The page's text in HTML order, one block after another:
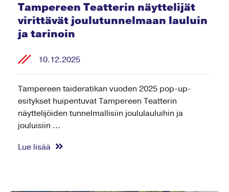
Tampereen Teatterin näyttelijät
virittävät joulutunnelmaan lauluin
ja tarinoin
10.12.2025
Tampereen taideratikan vuoden 2025 pop-up-
esitykset huipentuvat Tampereen Teatterin
näyttelijöiden tunnelmallisiin joululauluihin ja
jouluisiin ...
Lue lisää